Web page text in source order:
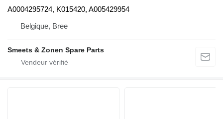
A0004295724, K015420, A005429954
Belgique, Bree
Smeets & Zonen Spare Parts